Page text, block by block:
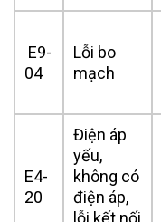
E9-
04
Lỗi bo
mạch
E4-
20
Điện áp
yếu,
không có
điện áp,
lỗi kết nối